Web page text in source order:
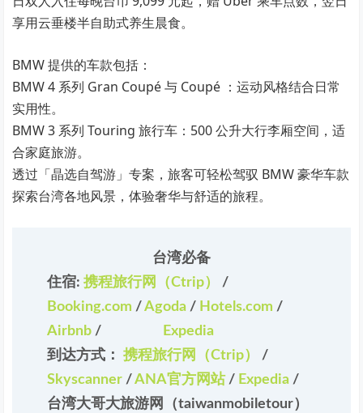
享用云垂楼半自助式养生晨食。
BMW 提供的车款包括：
BMW 4 系列 Gran Coupé 与 Coupé ：运动风格结合日常
实用性。
BMW 3 系列 Touring 旅行车：500 公升大行李厢空间，适
合家庭旅游。
透过「晶选自驾游」专案，旅客可轻松驾驭 BMW 豪华车款
探索台湾各地风景，体验奢华与舒适的旅程。
台湾必备
住宿:携程旅行网（Ctrip） /
Booking.com /Agoda / Hotels.com /
Airbnb /
Expedia
到达方式：携程旅行网（Ctrip） /
Skyscanner /ANA官方网站 / Expedia /
台湾大哥大旅游网（taiwanmobiletour）